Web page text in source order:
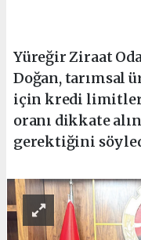
Yüreğir Ziraat
Doğan,
için kredi
oranı dikkate
gerektiğini